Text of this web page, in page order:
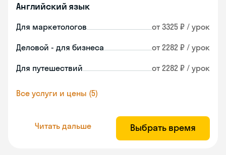
Английский язык
Для маркетологов от 3325 ₽ / урок
Деловой - для бизнеса от 2282 ₽ / урок
Для путешествий от 2282 ₽ / урок
Все услуги и цены (5)
Читать дальше Выбрать время